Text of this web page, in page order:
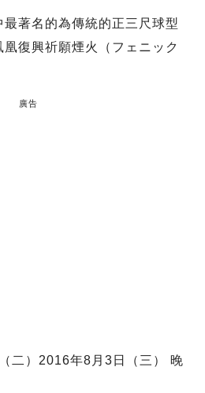
著名的為傳統的正三尺球型
復興祈願煙火（フェニック
廣告
二）2016年8月3日（三） 晚